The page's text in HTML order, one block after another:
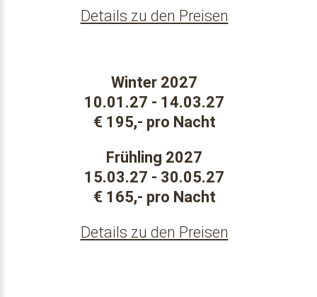
Details zu den Preisen
Winter 2027
10.01.27 - 14.03.27
€ 195,- pro Nacht
Frühling 2027
15.03.27 - 30.05.27
€ 165,- pro Nacht
Details zu den Preisen